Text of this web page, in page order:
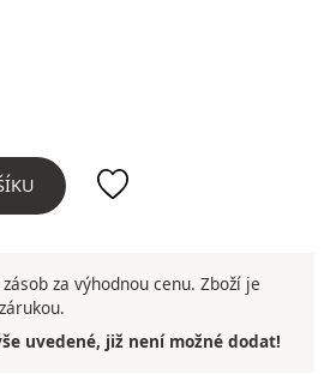
za výhodnou cenu. Zboží je
uvedené, již není možné dodat!